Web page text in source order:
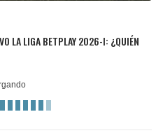
LA LIGA BETPLAY 2026-I: ¿QUIÉN